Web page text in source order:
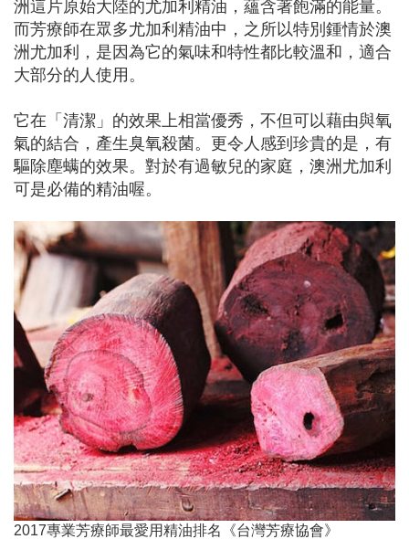
洲這片原始大陸的尤加利精油，蘊含著飽滿的能量。
而芳療師在眾多尤加利精油中，之所以特別鍾情於澳
洲尤加利，是因為它的氣味和特性都比較溫和，適合
大部分的人使用。
它在「清潔」的效果上相當優秀，不但可以藉由與氧
氣的結合，產生臭氧殺菌。更令人感到珍貴的是，有
驅除塵螨的效果。對於有過敏兒的家庭，澳洲尤加利
可是必備的精油喔。
2017專業芳療師最愛用精油排名《台灣芳療協會》